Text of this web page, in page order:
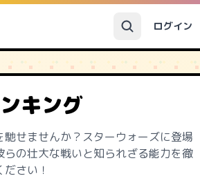
ログイン
キング
せませんか？スターウォーズに登場
の壮大な戦いと知られざる能力を徹
さい！